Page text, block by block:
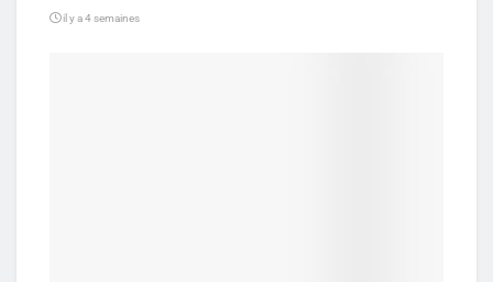
il y a 4 semaines